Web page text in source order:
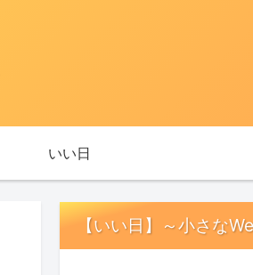
いい日
【いい日】～小さな